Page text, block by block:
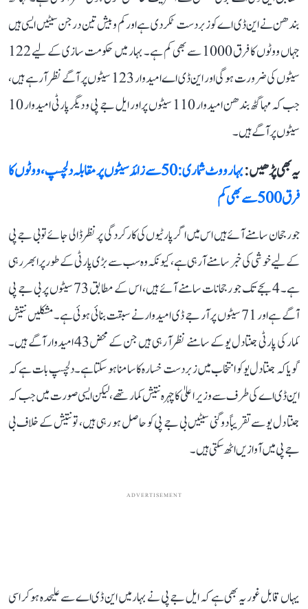
بندھن نے این ڈی اے کو زبردست ٹکر دی ہے اور کم و بیش تین درجن سیٹیں ایسی ہیں
جہاں ووٹوں کا فرق 1000 سے بھی کم ہے۔ بہار میں حکومت سازی کے لیے 122
سیٹوں کی ضرورت ہوگی اور این ڈی اے امیدوار 123 سیٹوں پر آگے نظر آ رہے ہیں،
جب کہ مہاگٹھ بندھن امیدوار 110 سیٹوں پر اور ایل جے پی و دیگر پارٹی امیدوار 10
سیٹوں پر آگے ہیں۔
یہ بھی پڑھیں :
بہار ووٹ شماری: 50 سے زائد سیٹوں پر مقابلہ دلچسپ، ووٹوں کا
فرق 500 سے بھی کم
جو رجحان سامنے آئے ہیں اس میں اگر پارٹیوں کی کارکردگی پر نظر ڈالی جائے تو بی جے پی
کے لیے خوشی کی خبر سامنے آ رہی ہے، کیونکہ وہ سب سے بڑی پارٹی کے طور پر ابھر رہی
ہے۔ 4 بجے تک جو رجحانات سامنے آئے ہیں، اس کے مطابق 73 سیٹوں پر بی جے پی
آگے ہے اور 71 سیٹوں پر آر جے ڈی امیدوار نے سبقت بنائی ہوئی ہے۔ مشکلیں نتیش
کمار کی پارٹی جنتا دل یو کے سامنے نظر آ رہی ہیں جن کے محض 43 امیدوار آگے ہیں۔
گویا کہ جنتا دل یو کو انتخاب میں زبردست خسارہ کا سامنا ہو سکتا ہے۔ دلچسپ بات ہے کہ
این ڈی اے کی طرف سے وزیر اعلیٰ کا چہرہ نتیش کمار تھے، لیکن ایسی صورت میں جب کہ
جنتا دل یو سے تقریباً دوگنی سیٹیں بی جے پی کو حاصل ہو رہی ہیں، تو نتیش کے خلاف بی
جے پی میں آوازیں اٹھ سکتی ہیں۔
ADVERTISEMENT
یہاں قابل غور یہ بھی ہے کہ ایل جے پی نے بہار میں این ڈی اے سے علیحدہ ہو کر اسی